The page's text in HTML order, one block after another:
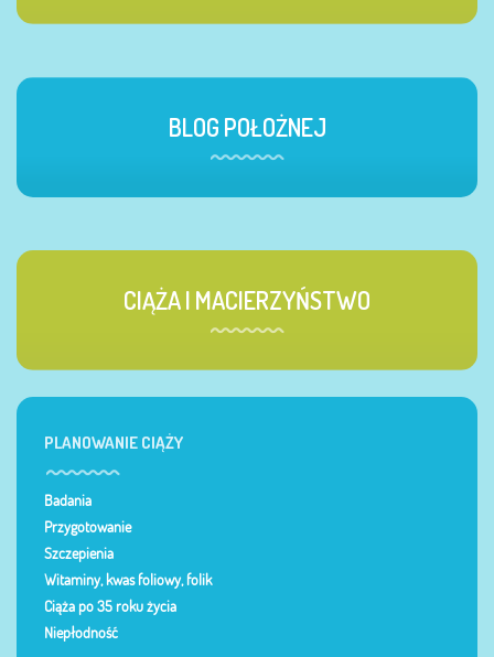
BLOG POŁOŻNEJ
CIĄŻA I MACIERZYŃSTWO
PLANOWANIE CIĄŻY
Badania
Przygotowanie
Szczepienia
Witaminy, kwas foliowy, folik
Ciąża po 35 roku życia
Niepłodność